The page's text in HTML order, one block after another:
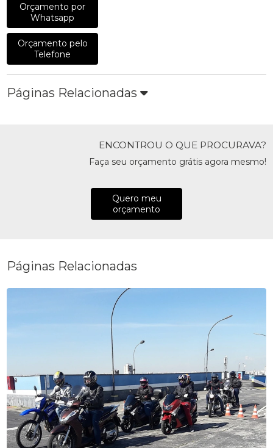
Orçamento por
Whatsapp
Orçamento pelo
Telefone
Páginas Relacionadas
ENCONTROU O QUE PROCURAVA?
Faça seu orçamento grátis agora mesmo!
Quero meu
orçamento
Páginas Relacionadas